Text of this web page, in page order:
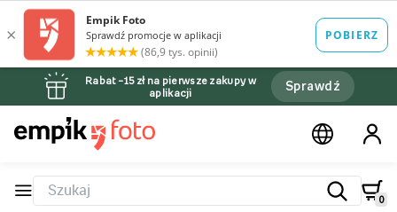
Rabat –15 zł na pierwsze zakupy w
aplikacji
Sprawdź
0